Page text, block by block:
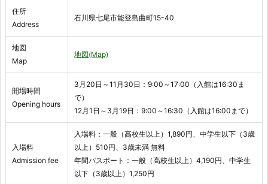
住所
Address
石川県七尾市能登島曲町15-40
地図
Map
地図(Map)
開場時間
Opening hours
3月20日～11月30日：9:00～17:00（入館は16:30ま
で）
12月1日～3月19日：9:00～16:30（入館は16:00まで）
入場料
Admission fee
入場料：一般（高校生以上）1,890円、中学生以下（3歳
以上）510円、3歳未満 無料
年間パスポート：一般（高校生以上）4,190円、中学生
以下（3歳以上）1,250円